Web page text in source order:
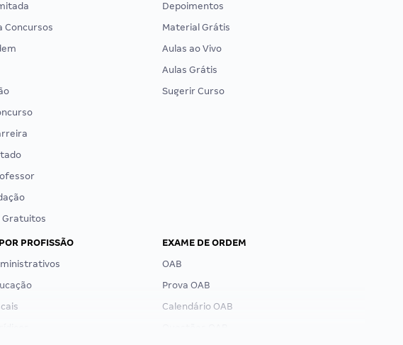
Concursos
Gratuitos
Depoimentos
Material Grátis
Aulas ao Vivo
Aulas Grátis
Sugerir Curso
PROFISSÃO
EXAME DE ORDEM
OAB
Prova OAB
Calendário OAB